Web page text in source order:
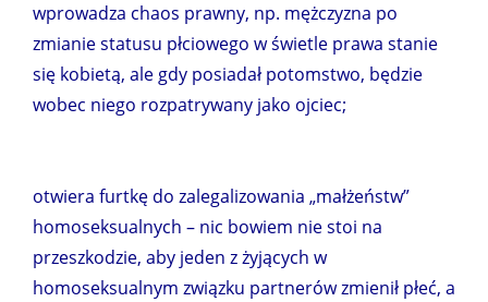
wprowadza chaos prawny, np. mężczyzna po
zmianie statusu płciowego w świetle prawa stanie
się kobietą, ale gdy posiadał potomstwo, będzie
wobec niego rozpatrywany jako ojciec;
otwiera furtkę do zalegalizowania „małżeństw”
homoseksualnych – nic bowiem nie stoi na
przeszkodzie, aby jeden z żyjących w
homoseksualnym związku partnerów zmienił płeć, a